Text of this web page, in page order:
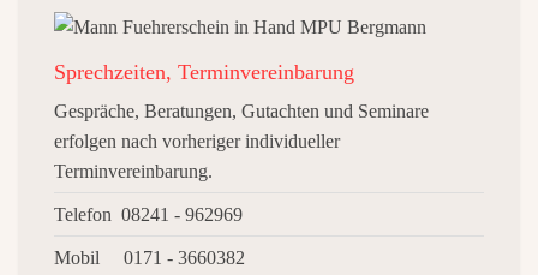
Sprechzeiten, Terminvereinbarung
Gespräche, Beratungen, Gutachten und Seminare
erfolgen nach vorheriger individueller
Terminvereinbarung.
Telefon 08241 - 962969
Mobil 0171 - 3660382